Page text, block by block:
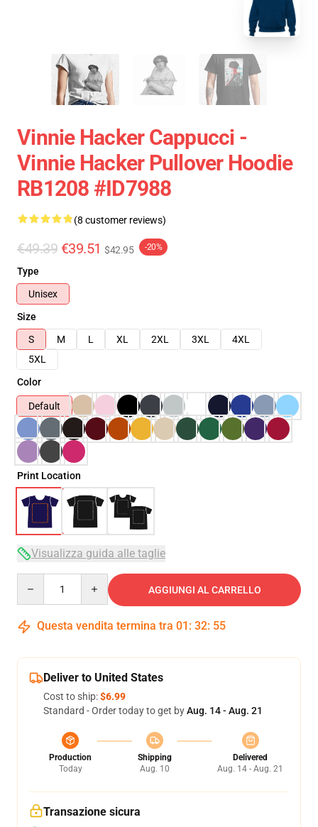
Vinnie Hacker Cappucci -
Vinnie Hacker Pullover Hoodie
RB1208 #ID7988
(8 customer reviews)
€49.39 €39.51 $42.95 -20%
Type
Unisex
Size
S
M L XL 2XL 3XL
4XL
5XL
Color
Default
Print Location
Visualizza guida alle taglie
AGGIUNGI AL CARRELLO
Questa vendita termina tra 01 : 32: 54
Deliver to United States
Cost to ship:$6.99
Standard - Order today to get byAug. 14 - Aug. 21
Production
Today
Shipping
Aug. 10
Delivered
Aug. 14 - Aug. 21
Transazione sicura